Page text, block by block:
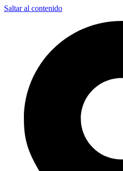
Saltar al contenido